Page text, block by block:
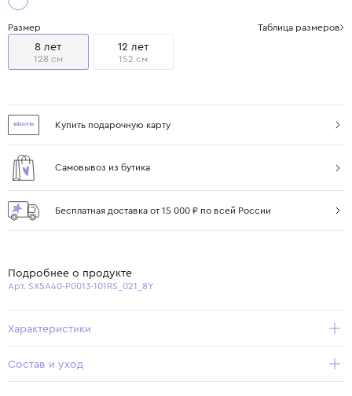
Размер Таблица размеров
8 лет
128 см
12 лет
152 см
Купить подарочную карту
Самовывоз из бутика
Бесплатная доставка от 15 000 ₽ по всей России
Подробнее о продукте
Арт. SX5A40-P0013-101RS_021_8Y
Характеристики
Состав и уход